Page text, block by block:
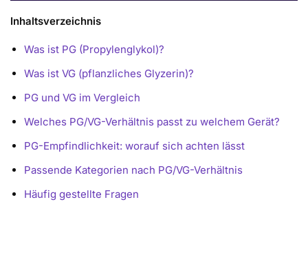
Inhaltsverzeichnis
Was ist PG (Propylenglykol)?
Was ist VG (pflanzliches Glyzerin)?
PG und VG im Vergleich
Welches PG/VG-Verhältnis passt zu welchem Gerät?
PG-Empfindlichkeit: worauf sich achten lässt
Passende Kategorien nach PG/VG-Verhältnis
Häufig gestellte Fragen